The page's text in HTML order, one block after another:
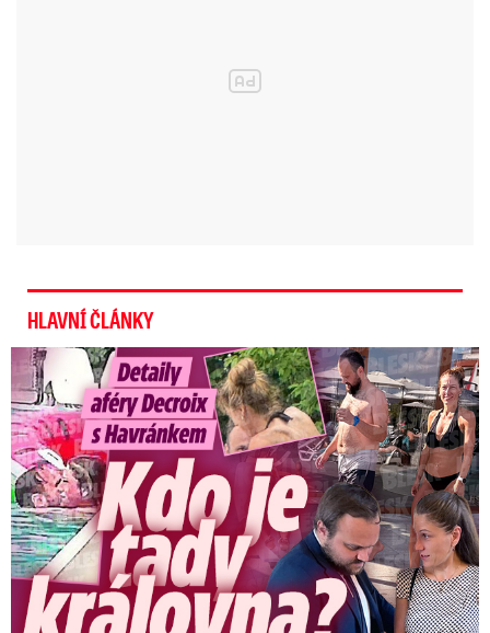
HLAVNÍ ČLÁNKY
Detaily aféry Decroix s Havránkem: Kdo je tady královna?